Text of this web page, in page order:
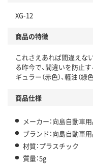
XG-12
商品の特徴
これさえあれば間違えな
る昨今で、間違いを防止す
ギュラー（赤色）、軽油（緑
商品仕様
メーカー：向島自動車
ブランド：向島自動車
材質：プラスチック
質量：5g